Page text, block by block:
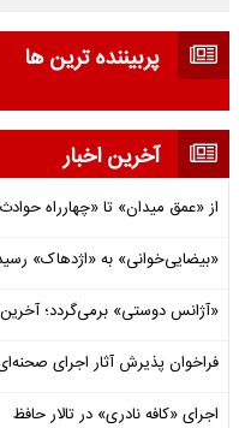
پربیننده ترین ها
آخرین اخبار
از «عمق میدان» تا «چهارراه
«بیضایی‌خوانی» به «اژدهاک»
«آژانس دوستی» برمی‌گردد؛ آخرین
فراخوان پذیرش آثار اجرای
اجرای «کافه نادری» در تالار حافظ